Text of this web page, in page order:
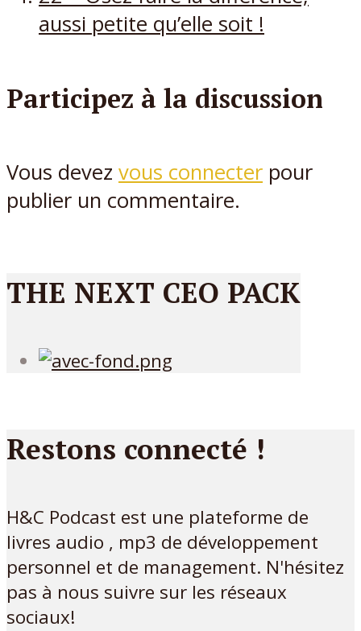
aussi petite qu’elle soit !
Participez à la discussion
Vous devez vous connecter pour
publier un commentaire.
THE NEXT CEO PACK
Restons connecté !
H&C Podcast est une plateforme de
livres audio , mp3 de développement
personnel et de management. N'hésitez
pas à nous suivre sur les réseaux
sociaux!